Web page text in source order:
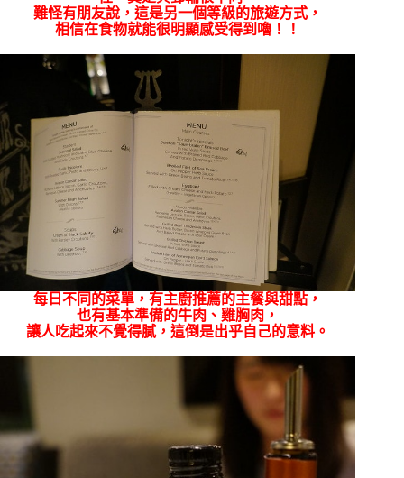
難怪有朋友說，這是另一個等級的旅遊方式，
相信在食物就能很明顯感受得到嚕！！
每日不同的菜單，有主廚推薦的主餐與甜點，
也有基本準備的牛肉、雞胸肉，
讓人吃起來不覺得膩，這倒是出乎自己的意料。